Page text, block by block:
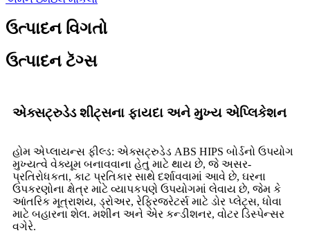
ઉત્પાદન વિગતો
ઉત્પાદન ટૅગ્સ
એક્સટ્રુડેડ શીટ્સના ફાયદા અને મુખ્ય એપ્લિકેશન
હોમ એપ્લાયન્સ ફીલ્ડ: એક્સટ્રુડેડ ABS HIPS બોર્ડનો ઉપયોગ
મુખ્યત્વે વેક્યૂમ બનાવવાના હેતુ માટે થાય છે, જે અસર-
પ્રતિરોધકતા, કાટ પ્રતિકાર સાથે દર્શાવવામાં આવે છે, ઘરના
ઉપકરણોના ક્ષેત્ર માટે વ્યાપકપણે ઉપયોગમાં લેવાય છે, જેમ કે
આંતરિક મૂત્રાશય, ડ્રોઅર, રેફ્રિજરેટર્સ માટે ડોર પ્લેટ્સ, ધોવા
માટે બહારના શેલ. મશીન અને એર કન્ડીશનર, વોટર ડિસ્પેન્સર
વગેરે.